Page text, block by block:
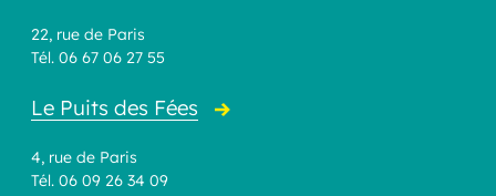
22, rue de Paris
Tél. 06 67 06 27 55
Le Puits des Fées
4, rue de Paris
Tél. 06 09 26 34 09